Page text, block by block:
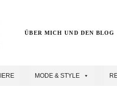
ÜBER MICH UND DEN BLOG
MODE & STYLE